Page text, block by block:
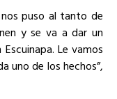
nos puso al tanto de
y se va a dar un
Le vamos
uno de los hechos”,